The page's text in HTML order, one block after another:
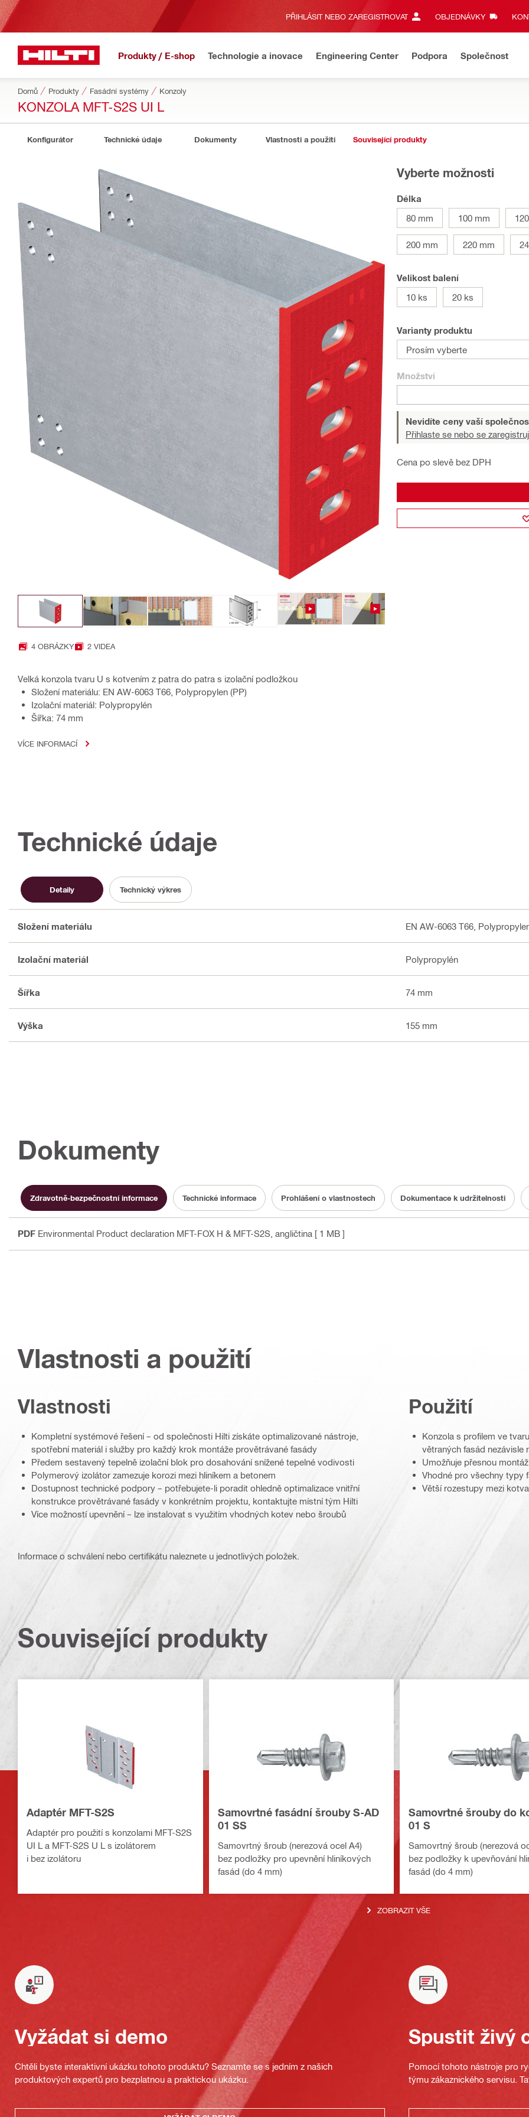
PŘIHLÁSIT NEBO ZAREGISTROVAT OBJEDNÁVKY
Produkty / E-shop Technologie a inovace Engineering Center Podpora Společnost
Domů Produkty Fasádní systémy Konzoly
KONZOLA MFT-S2S UI L
Konfigurátor Technické údaje Dokumenty Vlastnosti a použití Související produkty
4 OBRÁZKY 2 VIDEA
Velká konzola tvaru U s kotvením z patra do patra s izolační podložkou
Složení materiálu: EN AW-6063 T66, Polypropylen (PP)
Izolační materiál: Polypropylén
Šířka: 74 mm
VÍCE INFORMACÍ
Vyberte možnosti
Délka
80 mm
100 mm
200 mm 220 mm
Velikost balení
10 ks
20 ks
Varianty produktu
Prosím vyberte
Množství
Nevidíte ceny vaší
Přihlaste se nebo se
Cena po slevě bez DPH
Technické údaje
Detaily Technický výkres
Složení materiálu EN AW-6063 T66,
Izolační materiál Polypropylén
Šířka 74 mm
Výška 155 mm
Dokumenty
Zdravotně-bezpečnostní informace Technické informace Prohlášení o vlastnostech Dokumentace k udržitelnosti
PDF Environmental Product declaration MFT-FOX H & MFT-S2S , angličtina [ 1 MB ]
Vlastnosti a použití
Vlastnosti
Kompletní systémové řešení – od společnosti Hilti získáte optimalizované nástroje,
spotřební materiál i služby pro každý krok montáže provětrávané fasády
Předem sestavený tepelně izolační blok pro dosahování snížené tepelné vodivosti
Polymerový izolátor zamezuje korozi mezi hliníkem a betonem
Dostupnost technické podpory – potřebujete-li poradit ohledně optimalizace vnitřní
konstrukce provětrávané fasády v konkrétním projektu, kontaktujte místní tým Hilti
Více možností upevnění – lze instalovat s využitím vhodných kotev nebo šroubů
Použití
Konzola s profilem ve
větraných fasád nezávisle
Umožňuje přesnou
Vhodné pro všechny typy
Větší rozestupy mezi
Informace o schválení nebo certifikátu naleznete u jednotlivých položek.
Související produkty
Adaptér MFT-S2S
Adaptér pro použití s konzolami MFT-S2S
UI L a MFT-S2S U L s izolátorem
i bez izolátoru
Samovrtné fasádní šrouby S-AD
01 SS
Samovrtný šroub (nerezová ocel A4)
bez podložky pro upevnění hliníkových
fasád (do 4 mm)
Samovrtné šrouby do
01 S
Samovrtný šroub (nerezová
bez podložky k upevňování
fasád (do 4 mm)
ZOBRAZIT VŠE
Vyžádat si demo
Chtěli byste interaktivní ukázku tohoto produktu? Seznamte se s jedním z našich
produktových expertů pro bezplatnou a praktickou ukázku.
Spustit živý
Pomocí tohoto nástroje pro
týmu zákaznického servisu.